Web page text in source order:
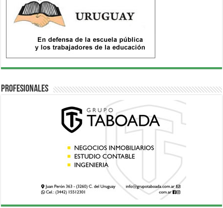
Profesionales